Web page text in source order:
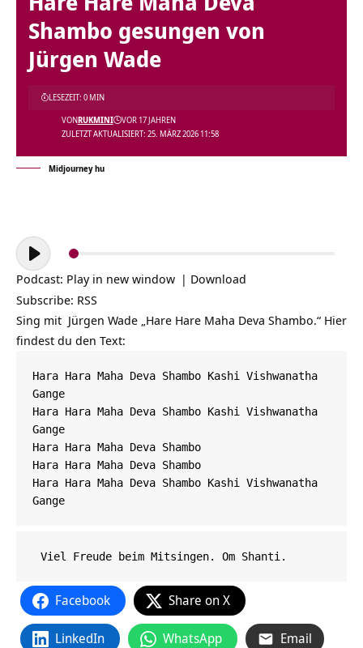
Shambo gesungen von
Jürgen Wade
ZULETZT AKTUALISIERT: 25. MÄRZ 2026 11:58
VONRUKMINI VOR 17 JAHREN
LESEZEIT: 0 MIN
Midjourney hu
Audio-
Player
Podcast: Play in new window | Download
Subscribe: RSS
Sing mit Jürgen Wade „Hare Hare Maha Deva Shambo.“ Hier
findest du den Text:
Hara Hara Maha Deva Shambo Kashi Vishwanatha
Gange
Hara Hara Maha Deva Shambo Kashi Vishwanatha
Gange
Hara Hara Maha Deva Shambo
Hara Hara Maha Deva Shambo
Hara Hara Maha Deva Shambo Kashi Vishwanatha
Gange
Facebook Share on X
LinkedIn WhatsApp Email